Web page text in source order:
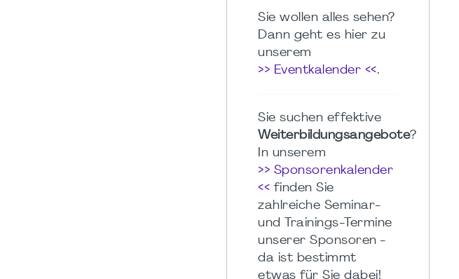
Sie wollen alles sehen?
Dann geht es hier zu
unserem
>> Eventkalender <<.
Sie suchen effektive
Weiterbildungsangebote?
In unserem
>> Sponsorenkalender
<< finden Sie
zahlreiche Seminar-
und Trainings-Termine
unserer Sponsoren -
da ist bestimmt
etwas für Sie dabei!